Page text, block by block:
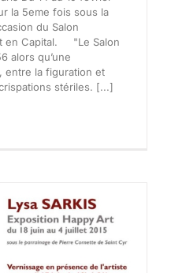
la 5eme fois sous la
du Salon
en Capital. "Le Salon
alors qu’une
entre la figuration et
stériles. [...]